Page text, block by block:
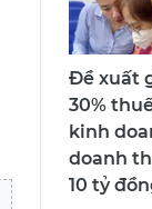
Đề xuất
30%
kinh
doanh
10 tỷ